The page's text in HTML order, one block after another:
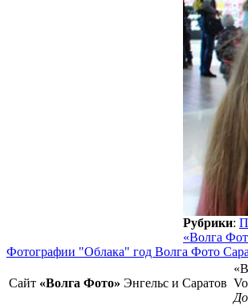
Рубрики:
«Волга
Фотографии "Облака" год Волга Фото
Сайт «Волга Фото» Энгельс и Саратов